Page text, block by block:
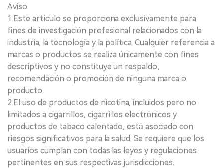
Aviso
1.Este artículo se proporciona exclusivamente para
fines de investigación profesional relacionados con la
industria, la tecnología y la política. Cualquier referencia a
marcas o productos se realiza únicamente con fines
descriptivos y no constituye un respaldo,
recomendación o promoción de ninguna marca o
producto.
2.El uso de productos de nicotina, incluidos pero no
limitados a cigarrillos, cigarrillos electrónicos y
productos de tabaco calentado, está asociado con
riesgos significativos para la salud. Se requiere que los
usuarios cumplan con todas las leyes y regulaciones
pertinentes en sus respectivas jurisdicciones.